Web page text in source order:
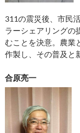
311の震災後、市民
ラーシェアリングの
むことを決意。農業
作製し、その普及と
合原亮一